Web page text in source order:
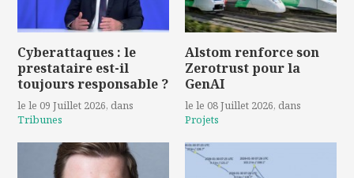
Cyberattaques : le
prestataire est-il
toujours responsable ?
le le 09 Juillet 2026, dans
Tribunes
Alstom renforce son
Zerotrust pour la
GenAI
le le 08 Juillet 2026, dans
Projets